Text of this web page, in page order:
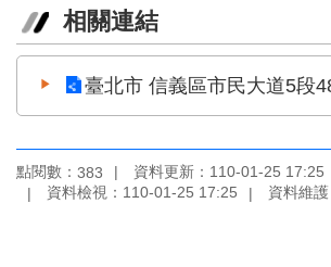
廉
政
專
貴
文
化
相關連結
臺北市 信義區市民大道5段
點閱數： 383
資料更新：110-01-25 17:25
資料檢視：110-01-25 17:25
資料維